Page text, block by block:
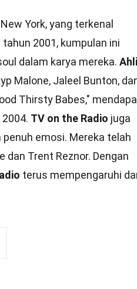
York, yang terkenal
2001, kumpulan ini
dalam karya mereka.
Malone, Jaleel Bunton,
Thirsty Babes,"
TV on the Radio juga
emosi. Mereka telah
Trent Reznor. Dengan
terus mempengaruhi